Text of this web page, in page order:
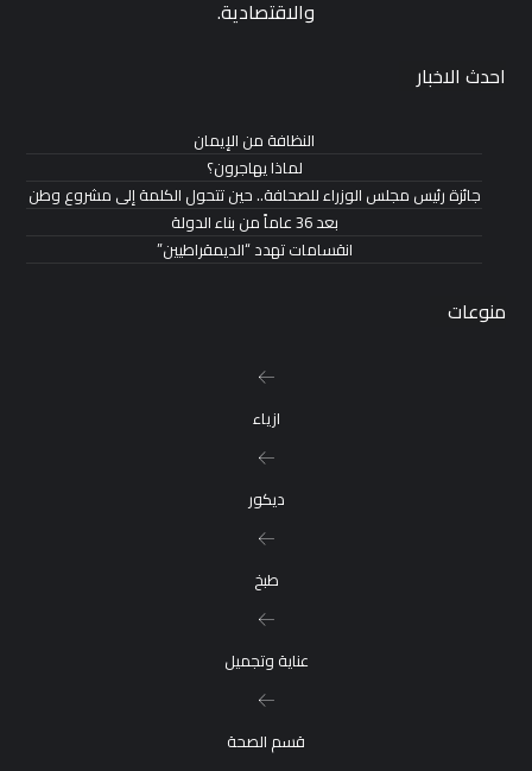
والاقتصادية.
احدث الاخبار
النظافة من الإيمان
لماذا يهاجرون؟
جائزة رئيس مجلس الوزراء للصحافة.. حين تتحول الكلمة إلى مشروع وطن
بعد 36 عاماً من بناء الدولة
انقسامات تهدد “الديمقراطيين”
منوعات
ازياء
ديكور
طبخ
عناية وتجميل
قسم الصحة